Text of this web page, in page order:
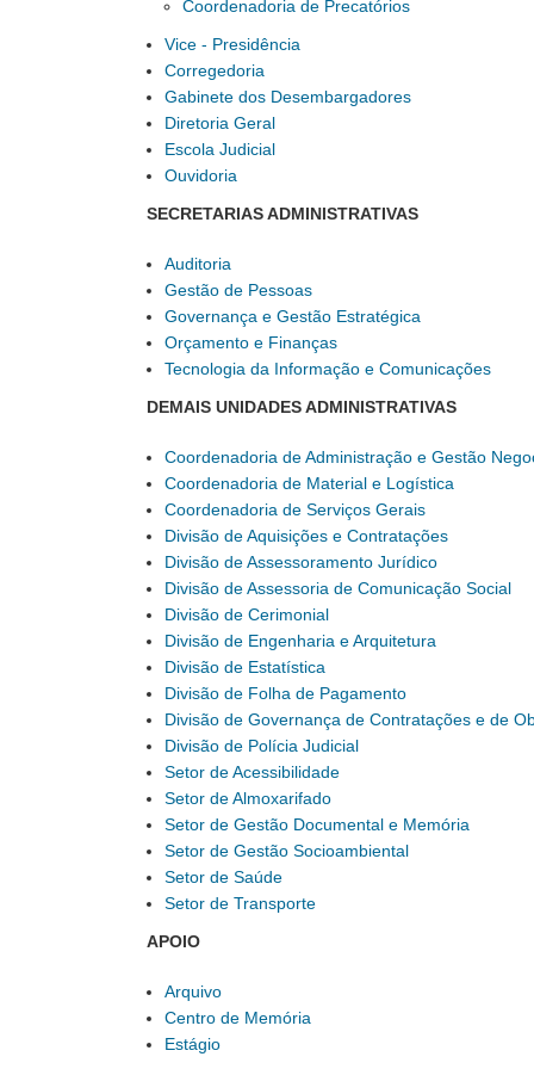
Coordenadoria de Precatórios
Vice - Presidência
Corregedoria
Gabinete dos Desembargadores
Diretoria Geral
Escola Judicial
Ouvidoria
SECRETARIAS ADMINISTRATIVAS
Auditoria
Gestão de Pessoas
Governança e Gestão Estratégica
Orçamento e Finanças
Tecnologia da Informação e Comunicações
DEMAIS UNIDADES ADMINISTRATIVAS
Coordenadoria de Administração e Gestão
Coordenadoria de Material e Logística
Coordenadoria de Serviços Gerais
Divisão de Aquisições e Contratações
Divisão de Assessoramento Jurídico
Divisão de Assessoria de Comunicação Social
Divisão de Cerimonial
Divisão de Engenharia e Arquitetura
Divisão de Estatística
Divisão de Folha de Pagamento
Divisão de Governança de Contratações e de
Divisão de Polícia Judicial
Setor de Acessibilidade
Setor de Almoxarifado
Setor de Gestão Documental e Memória
Setor de Gestão Socioambiental
Setor de Saúde
Setor de Transporte
APOIO
Arquivo
Centro de Memória
Estágio